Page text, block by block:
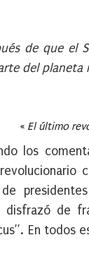
de que el
del planeta
« El último
los
de
disfrazó de
En todos